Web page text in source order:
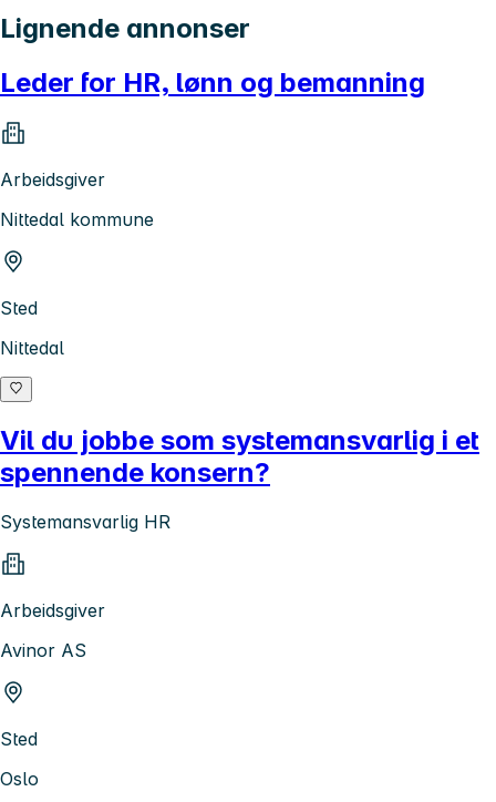
Lignende annonser
Leder for HR, lønn og bemanning
Arbeidsgiver
Nittedal kommune
Sted
Nittedal
Vil du jobbe som systemansvarlig i et
spennende konsern?
Systemansvarlig HR
Arbeidsgiver
Avinor AS
Sted
Oslo